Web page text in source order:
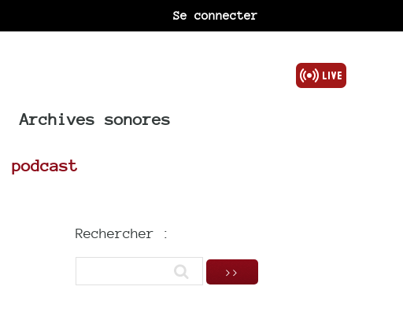
Se connecter
Archives sonores
podcast
Rechercher :